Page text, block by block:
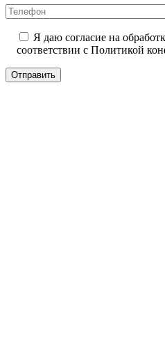
Я даю согласие на
соответствии с Политикой